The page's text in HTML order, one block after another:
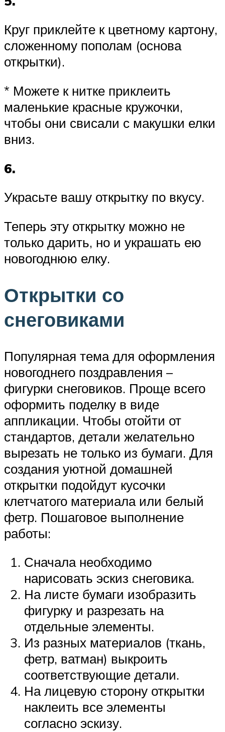
Круг приклейте к цветному картону,
сложенному пополам (основа
открытки).
* Можете к нитке приклеить
маленькие красные кружочки,
чтобы они свисали с макушки елки
вниз.
6.
Украсьте вашу открытку по вкусу.
Теперь эту открытку можно не
только дарить, но и украшать ею
новогоднюю елку.
Открытки со
снеговиками
Популярная тема для оформления
новогоднего поздравления –
фигурки снеговиков. Проще всего
оформить поделку в виде
аппликации. Чтобы отойти от
стандартов, детали желательно
вырезать не только из бумаги. Для
создания уютной домашней
открытки подойдут кусочки
клетчатого материала или белый
фетр. Пошаговое выполнение
работы:
Сначала необходимо
нарисовать эскиз снеговика.
На листе бумаги изобразить
фигурку и разрезать на
отдельные элементы.
Из разных материалов (ткань,
фетр, ватман) выкроить
соответствующие детали.
На лицевую сторону открытки
наклеить все элементы
согласно эскизу.